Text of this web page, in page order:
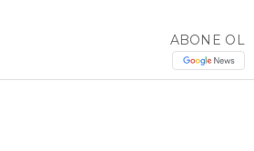
ABONE OL